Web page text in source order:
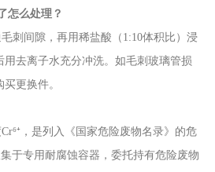
怎么处理？
刺间隙，再用稀盐酸（1:10体积比）浸
用去离子水充分冲洗。如毛刺玻璃管损
更换件。
，是列入《国家危险废物名录》的危
于专用耐腐蚀容器，委托持有危险废物